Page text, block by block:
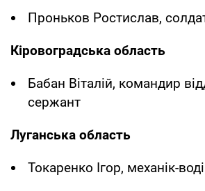
Проньков Ростислав,
Кіровоградська область
Бабан Віталій, командир
сержант
Луганська область
Токаренко Ігор, механік-